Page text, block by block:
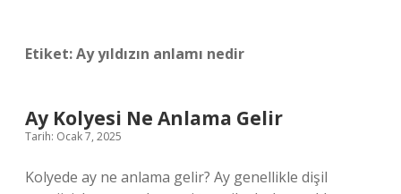
Etiket:Ay yıldızın anlamı nedir
Ay Kolyesi Ne Anlama Gelir
Tarih: Ocak 7, 2025
Kolyede ay ne anlama gelir? Ay genellikle dişil